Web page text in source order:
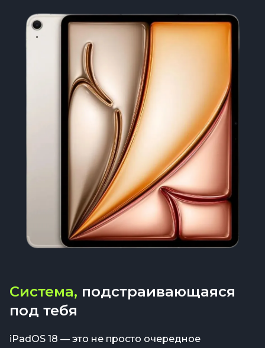
Система, подстраивающаяся
под тебя
iPadOS 18 — это не просто очередное